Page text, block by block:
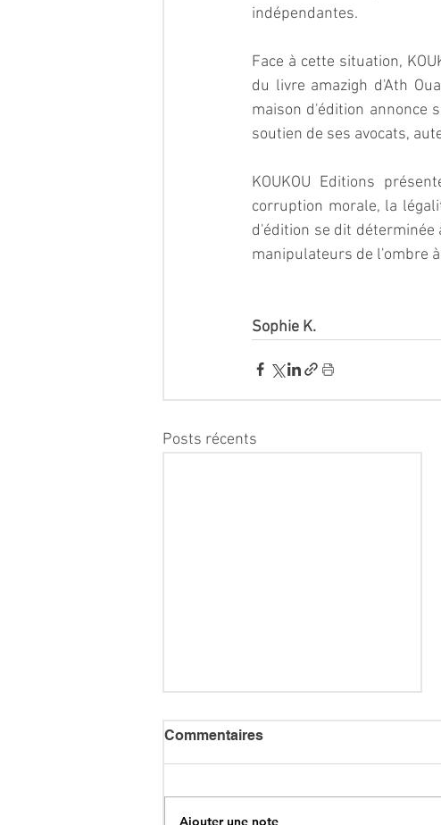
indépendantes.
Face à cette situation,
du livre amazigh d'Ath
maison d'édition annonce
soutien de ses avocats,
KOUKOU Editions
corruption morale, la
d'édition se dit déterminée
manipulateurs de l'ombre
Sophie K.
Posts récents
Commentaires
Ajouter une note